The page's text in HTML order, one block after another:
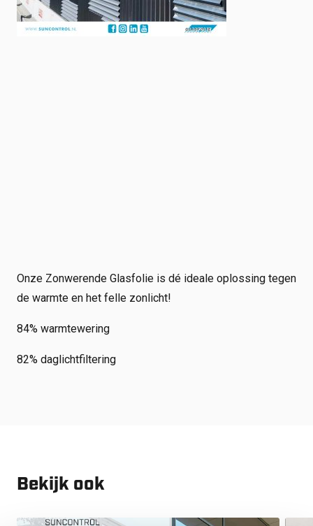
Onze Zonwerende Glasfolie is dé ideale oplossing tegen
de warmte en het felle zonlicht!
84% warmtewering
82% daglichtfiltering
Bekijk ook